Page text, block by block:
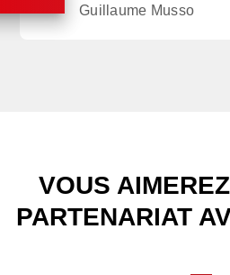
Guillaume Musso
VOUS
PARTENARIAT